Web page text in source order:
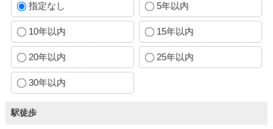
指定なし 5年以内
10年以内 15年以内
20年以内 25年以内
30年以内
駅徒歩